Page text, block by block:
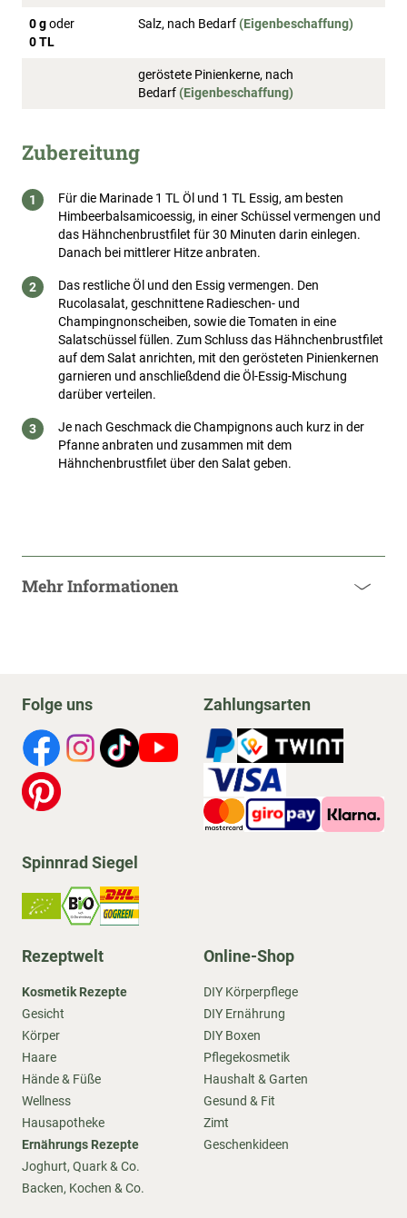
0 goder
0 TL
Salz, nach Bedarf (Eigenbeschaffung)
geröstete Pinienkerne, nach
Bedarf (Eigenbeschaffung)
Zubereitung
Für die Marinade 1 TL Öl und 1 TL Essig, am besten
Himbeerbalsamicoessig, in einer Schüssel vermengen und
das Hähnchenbrustfilet für 30 Minuten darin einlegen.
Danach bei mittlerer Hitze anbraten.
Das restliche Öl und den Essig vermengen. Den
Rucolasalat, geschnittene Radieschen- und
Champingnonscheiben, sowie die Tomaten in eine
Salatschüssel füllen. Zum Schluss das Hähnchenbrustfilet
auf dem Salat anrichten, mit den gerösteten Pinienkernen
garnieren und anschließdend die Öl-Essig-Mischung
darüber verteilen.
Je nach Geschmack die Champignons auch kurz in der
Pfanne anbraten und zusammen mit dem
Hähnchenbrustfilet über den Salat geben.
Mehr Informationen
Folge uns Zahlungsarten
Spinnrad Siegel
Rezeptwelt
Kosmetik Rezepte
Gesicht
Körper
Haare
Hände & Füße
Wellness
Hausapotheke
Ernährungs Rezepte
Joghurt, Quark & Co.
Backen, Kochen & Co.
Online-Shop
DIY Körperpflege
DIY Ernährung
DIY Boxen
Pflegekosmetik
Haushalt & Garten
Gesund & Fit
Zimt
Geschenkideen